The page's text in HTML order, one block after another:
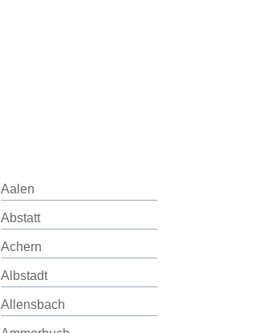
Aalen
Abstatt
Achern
Albstadt
Allensbach